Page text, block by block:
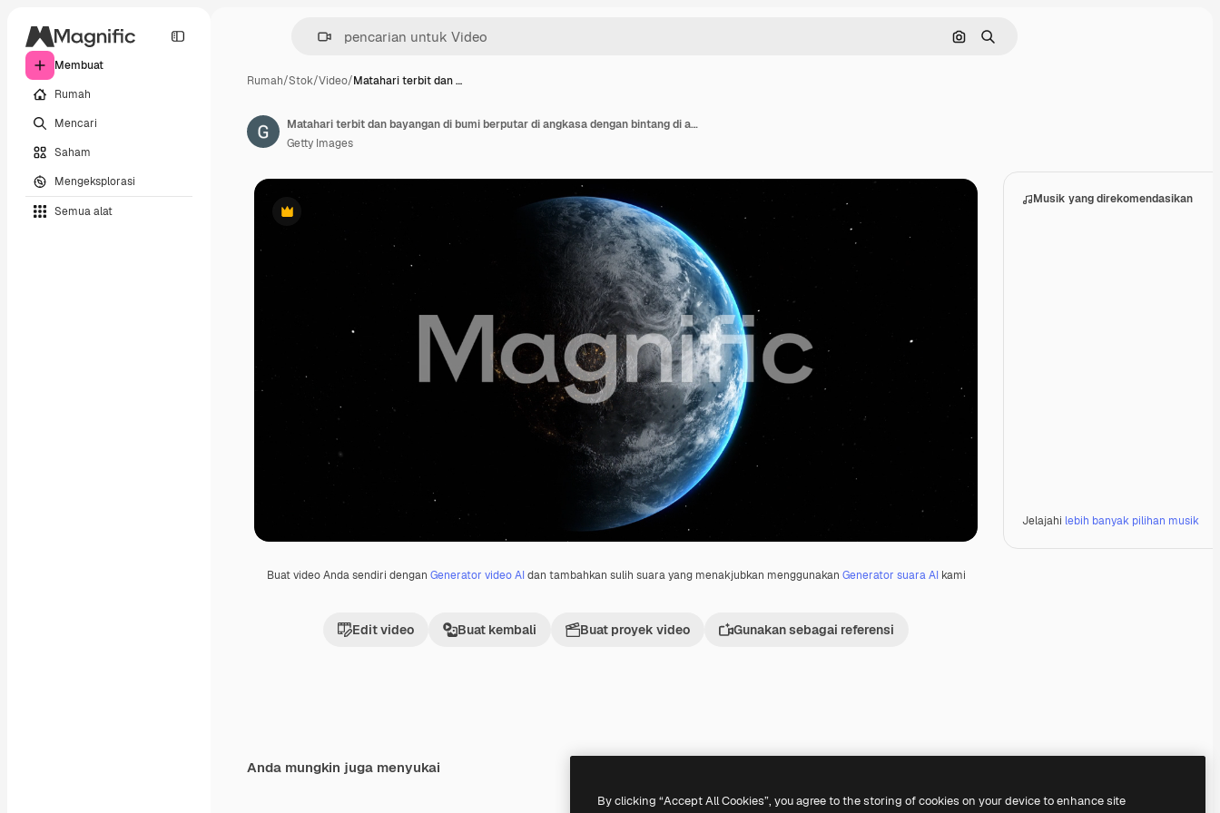
Membuat
Rumah
Mencari
Saham
Mengeksplorasi
Semua alat
Pencarian berdasarkan gambar
Mencari
Rumah/Stok/Video/Matahari terbit dan …
Premium
Buat video Anda sendiri dengan Generator video AIdan tambahkan sulih suara yang menakjubkan menggunakan Generator suara AIkami
Edit video Buat kembali Buat proyek video Gunakan sebagai referensi
Musik yang direkomendasikan
Jelajahi lebih banyak pilihan musik
Matahari terbit dan bayangan di bumi berputar di angkasa dengan bintang di alam semesta. Permukaan tekstur awan volumetrik 3D dengan atmosfer realistis
Getty Images
Anda mungkin juga menyukai
By clicking “Accept All Cookies”, you agree to the storing of cookies on your device to enhance site